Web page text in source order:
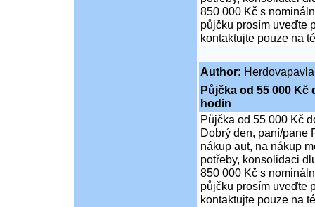
850 000 Kč s
půjčku prosím uveďte
kontaktujte pouze na
Author: Herdovapavla
Půjčka od 55 000 Kč
hodin
Půjčka od 55 000 Kč
Dobrý den, paní/pane
nákup aut, na nákup
potřeby, konsolidaci
850 000 Kč s
půjčku prosím uveďte
kontaktujte pouze na